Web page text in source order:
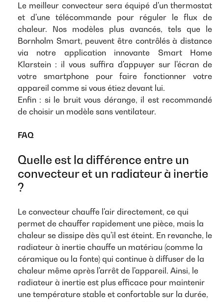
Le meilleur convecteur sera équipé d'un thermostat
et d'une télécommande pour réguler le flux de
chaleur. Nos modèles plus avancés, tels que le
Bornholm Smart, peuvent être contrôlés à distance
via notre application innovante Smart Home
Klarstein : il vous suffira d'appuyer sur l'écran de
votre smartphone pour faire fonctionner votre
appareil comme si vous étiez devant lui.
Enfin : si le bruit vous dérange, il est recommandé
de choisir un modèle sans ventilateur.
FAQ
Quelle est la différence entre un
convecteur et un radiateur à inertie
?
Le convecteur chauffe l'air directement, ce qui
permet de chauffer rapidement une pièce, mais la
chaleur se dissipe dès qu'il est éteint. En revanche, le
radiateur à inertie chauffe un matériau (comme la
céramique ou la fonte) qui continue à diffuser de la
chaleur même après l'arrêt de l'appareil. Ainsi, le
radiateur à inertie est plus efficace pour maintenir
une température stable et confortable sur la durée,